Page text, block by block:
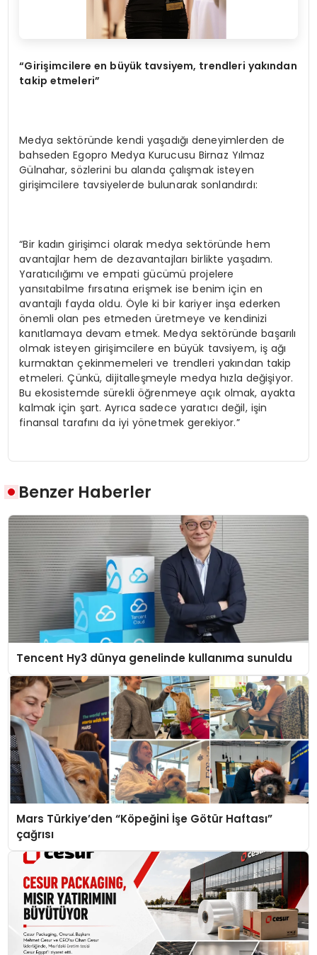
“Girişimcilere en büyük tavsiyem, trendleri yakından
takip etmeleri”
Medya sektöründe kendi yaşadığı deneyimlerden de
bahseden Egopro Medya Kurucusu Birnaz Yılmaz
Gülnahar, sözlerini bu alanda çalışmak isteyen
girişimcilere tavsiyelerde bulunarak sonlandırdı:
“Bir kadın girişimci olarak medya sektöründe hem
avantajlar hem de dezavantajları birlikte yaşadım.
Yaratıcılığımı ve empati gücümü projelere
yansıtabilme fırsatına erişmek ise benim için en
avantajlı fayda oldu. Öyle ki bir kariyer inşa ederken
önemli olan pes etmeden üretmeye ve kendinizi
kanıtlamaya devam etmek. Medya sektöründe başarılı
olmak isteyen girişimcilere en büyük tavsiyem, iş ağı
kurmaktan çekinmemeleri ve trendleri yakından takip
etmeleri. Çünkü, dijitalleşmeyle medya hızla değişiyor.
Bu ekosistemde sürekli öğrenmeye açık olmak, ayakta
kalmak için şart. Ayrıca sadece yaratıcı değil, işin
finansal tarafını da iyi yönetmek gerekiyor.”
Benzer Haberler
Tencent Hy3 dünya genelinde kullanıma sunuldu
Mars Türkiye’den “Köpeğini İşe Götür Haftası”
çağrısı